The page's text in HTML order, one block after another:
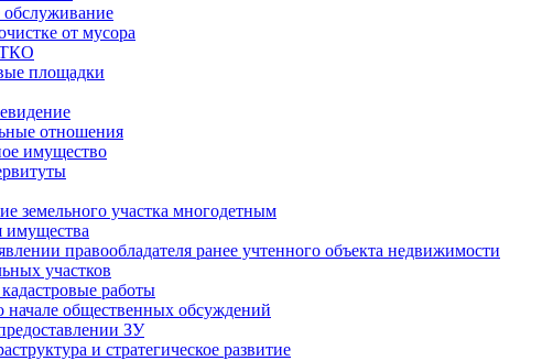
обслуживание
от мусора
площадки
отношения
имущество
земельного участка многодетным
имущества
правообладателя ранее учтенного объекта недвижимости
участков
работы
общественных обсуждений
ЗУ
и стратегическое развитие